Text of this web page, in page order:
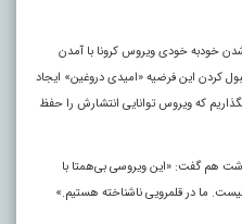
خودبه‌ خودی ویروس کرونا با آمدن
کردن این فرضیه «امیدی دروغین» ایجاد
که ویروس توانایی انتشارش را حفظ
هم گفت:‌ «این ویروسی بی‌همتا با
ما در قلمرویی ناشناخته هستیم.»